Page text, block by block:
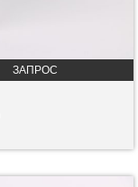
ЗАПРОС